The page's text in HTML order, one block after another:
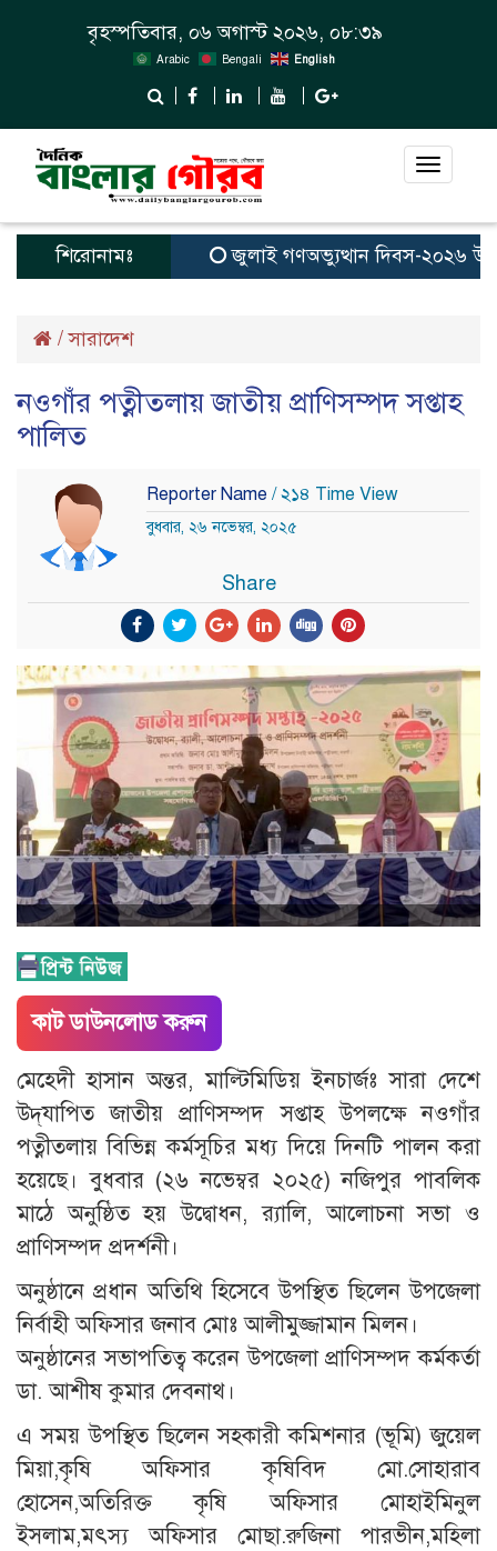
বৃহস্পতিবার, ০৬ অগাস্ট ২০২৬, ০৮:৩৯
Arabic Bengali English
Toggle
শিরোনামঃ জুলাই গণঅভ্যুত্থান দিবস-২০২৬
/সারাদেশ
নওগাঁর পত্নীতলায় জাতীয় প্রাণিসম্পদ সপ্তাহ
পালিত
Reporter Name / ২১৪ Time View
বুধবার, ২৬ নভেম্বর, ২০২৫
Share
কাট ডাউনলোড করুন
মেহেদী হাসান অন্তর, মাল্টিমিডিয় ইনচার্জঃ সারা দেশে
উদ্‌যাপিত জাতীয় প্রাণিসম্পদ সপ্তাহ উপলক্ষে নওগাঁর
পত্নীতলায় বিভিন্ন কর্মসূচির মধ্য দিয়ে দিনটি পালন করা
হয়েছে। বুধবার (২৬ নভেম্বর ২০২৫) নজিপুর পাবলিক
মাঠে অনুষ্ঠিত হয় উদ্বোধন, র‌্যালি, আলোচনা সভা ও
প্রাণিসম্পদ প্রদর্শনী।
অনুষ্ঠানে প্রধান অতিথি হিসেবে উপস্থিত ছিলেন উপজেলা
নির্বাহী অফিসার জনাব মোঃ আলীমুজ্জামান মিলন।
অনুষ্ঠানের সভাপতিত্ব করেন উপজেলা প্রাণিসম্পদ কর্মকর্তা
ডা. আশীষ কুমার দেবনাথ।
এ সময় উপস্থিত ছিলেন সহকারী কমিশনার (ভূমি) জুয়েল
মিয়া,কৃষি অফিসার কৃষিবিদ মো.সোহারাব
হোসেন,অতিরিক্ত কৃষি অফিসার মোহাইমিনুল
ইসলাম,মৎস্য অফিসার মোছা.রুজিনা পারভীন,মহিলা